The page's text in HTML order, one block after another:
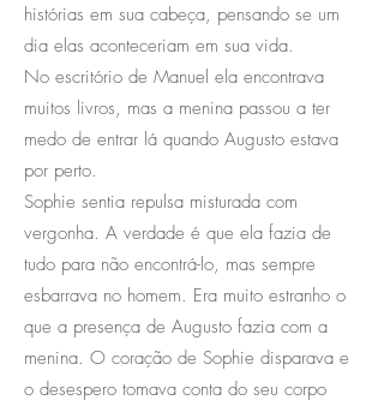
histórias em sua cabeça, pensando se um
dia elas aconteceriam em sua vida.
No escritório de Manuel ela encontrava
muitos livros, mas a menina passou a ter
medo de entrar lá quando Augusto estava
por perto.
Sophie sentia repulsa misturada com
vergonha. A verdade é que ela fazia de
tudo para não encontrá-lo, mas sempre
esbarrava no homem. Era muito estranho o
que a presença de Augusto fazia com a
menina. O coração de Sophie disparava e
o desespero tomava conta do seu corpo